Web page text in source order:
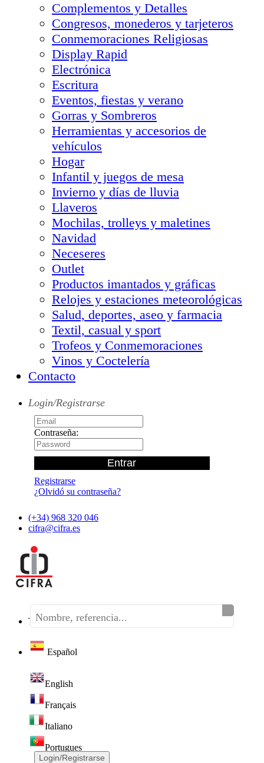
Complementos y Detalles
Congresos, monederos y tarjeteros
Conmemoraciones Religiosas
Display Rapid
Electrónica
Escritura
Eventos, fiestas y verano
Gorras y Sombreros
Herramientas y accesorios de
vehículos
Hogar
Infantil y juegos de mesa
Invierno y días de lluvia
Llaveros
Mochilas, trolleys y maletines
Navidad
Neceseres
Outlet
Productos imantados y gráficas
Relojes y estaciones meteorológicas
Salud, deportes, aseo y farmacia
Textil, casual y sport
Trofeos y Conmemoraciones
Vinos y Coctelería
Contacto
Login/Registrarse
Contraseña:
Registrarse
¿Olvidó su contraseña?
(+34) 968 320 046
cifra@cifra.es
Teléfono:(+34) 968 320 046
Español
English
Français
Italiano
Portugues
Login/Registrarse